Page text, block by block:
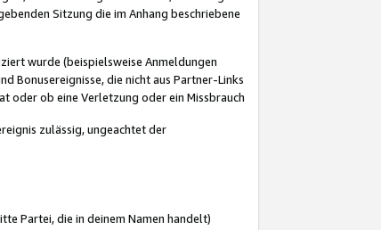
Sitzung die im Anhang beschriebene
wurde (beispielsweise Anmeldungen
Bonusereignisse, die nicht aus Partner-Links
oder ob eine Verletzung oder ein Missbrauch
zulässig, ungeachtet der
Partei, die in deinem Namen handelt)